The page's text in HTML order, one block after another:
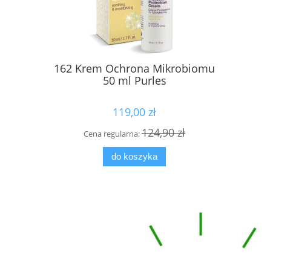
162 Krem Ochrona Mikrobiomu
50 ml Purles
119,00 zł
Cena regularna:124,90 zł
do koszyka